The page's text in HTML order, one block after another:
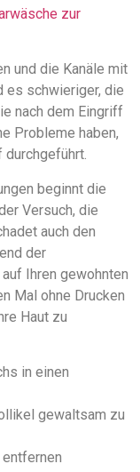
zur
und die Kanäle mit
es schwieriger, die
nach dem Eingriff
Probleme haben,
beginnt die
Versuch, die
auch den
der
Ihren gewohnten
Mal ohne Drucken
Haut zu
in einen
gewaltsam zu